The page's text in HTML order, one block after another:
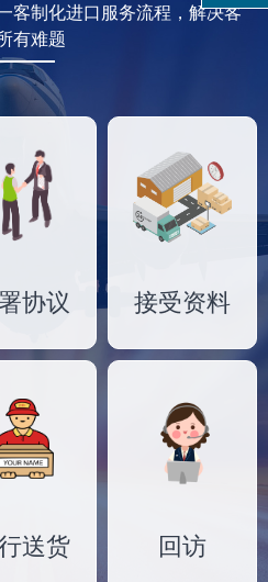
客制化进口服务流程，解决客
有难题
协议 接受资料
送货 回访